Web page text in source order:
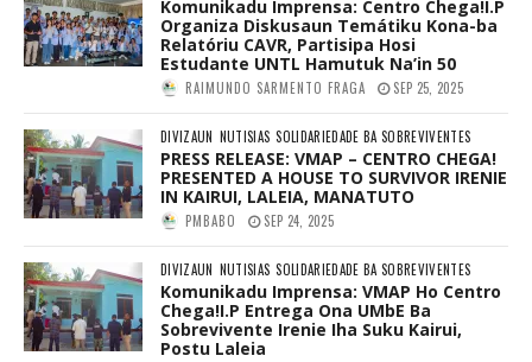
Komunikadu Imprensa: Centro Chega!I.P
Organiza Diskusaun Temátiku Kona-ba
Relatóriu CAVR, Partisipa Hosi
Estudante UNTL Hamutuk Na’in 50
RAIMUNDO SARMENTO FRAGA SEP 25, 2025
DIVIZAUN NUTISIAS SOLIDARIEDADE BA SOBREVIVENTES
PRESS RELEASE: VMAP – CENTRO CHEGA!
PRESENTED A HOUSE TO SURVIVOR IRENIE
IN KAIRUI, LALEIA, MANATUTO
PMBABO SEP 24, 2025
DIVIZAUN NUTISIAS SOLIDARIEDADE BA SOBREVIVENTES
Komunikadu Imprensa: VMAP Ho Centro
Chega!I.P Entrega Ona UMbE Ba
Sobrevivente Irenie Iha Suku Kairui,
Postu Laleia